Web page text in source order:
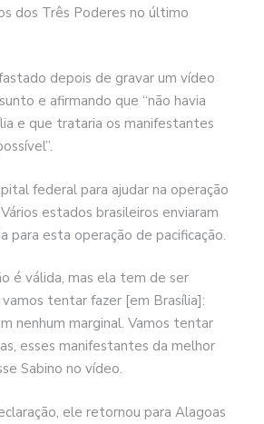
dos Três Poderes no último
depois de gravar um vídeo
e afirmando que “não havia
e que trataria os manifestantes
federal para ajudar na operação
estados brasileiros enviaram
para esta operação de pacificação.
é válida, mas ela tem de ser
vamos tentar fazer [em Brasília]:
nenhum marginal. Vamos tentar
esses manifestantes da melhor
Sabino no vídeo.
ele retornou para Alagoas